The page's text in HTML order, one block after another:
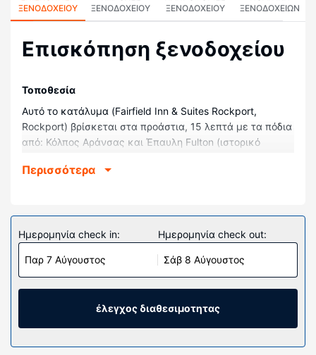
ΞΕΝΟΔΟΧΕΊΟΥ
ΞΕΝΟΔΟΧΕΙΟΥ
ΞΕΝΟΔΟΧΕΊΟΥ
ΞΕΝΟΔΟΧΕΊΩΝ
Επισκόπηση ξενοδοχείου
Τοποθεσία
Αυτό το κατάλυμα (Fairfield Inn & Suites Rockport,
Rockport) βρίσκεται στα προάστια, 15 λεπτά με τα πόδια
από: Κόλπος Αράνσας και Έπαυλη Fulton (ιστορικό
Αράνσας Μπιτς και 37 χλμ. από: Παραλία Νησί
Νιώστε σαν στο σπίτι σας σε ένα από τα 87
κλιματιζόμενα δωμάτια, όπου υπάρχουν ψυγείο και
τηλεοράσεις Smart. Το δωμάτιό σας διαθέτει άνετο
κρεβάτι (με ανώστρωμα). Mπορείτε να είστε πάντα
online με δωρεάν ασύρματη πρόσβαση στο ίντερνετ κι
επίσης παρέχονται για τη διασκέδασή σας δορυφορικά
Περισσότερα
Ημερομηνία check in:
Παρ 7 Αύγουστος
Ημερομηνία check out:
Σάβ 8 Αύγουστος
έλεγχος διαθεσιμοτητας